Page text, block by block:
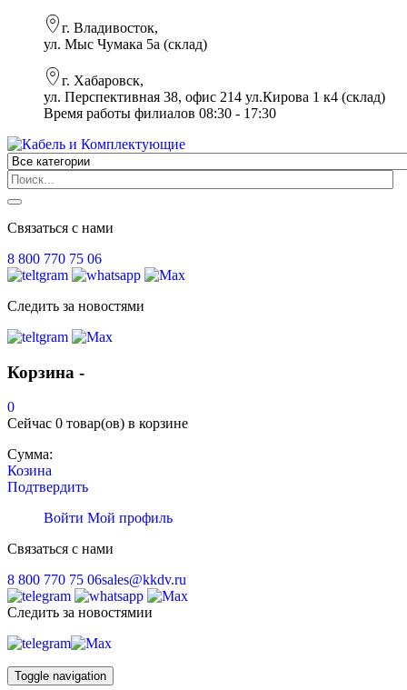
г. Владивосток,
ул. Мыс Чумака 5а (склад)
г. Хабаровск,
ул. Перспективная 38, офис 214 ул.Кирова 1 к4 (склад)
Время работы филиалов 08:30 - 17:30
Связаться с нами
8 800 770 75 06
Следить за новостями
Корзина -
0
Сейчас 0 товар(ов) в корзине
Сумма:
Козина
Подтвердить
Войти Мой профиль
Связаться с нами
8 800 770 75 06sales@kkdv.ru
Следить за новостямии
Toggle navigation